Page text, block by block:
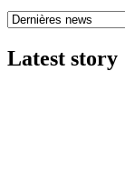
Latest story